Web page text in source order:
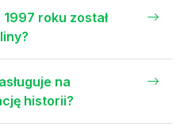
roku został
na
historii?